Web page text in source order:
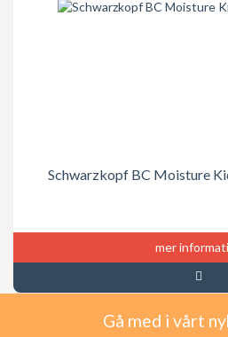
Schwarzkopf BC Moisture
mer
Gå med i vårt